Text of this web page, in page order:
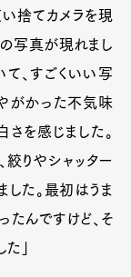
捨てカメラを現
写真が現れまし
、すごくいい写
がかった不気味
さを感じました。
絞りやシャッター
した。最初はうま
たんですけど、そ
」